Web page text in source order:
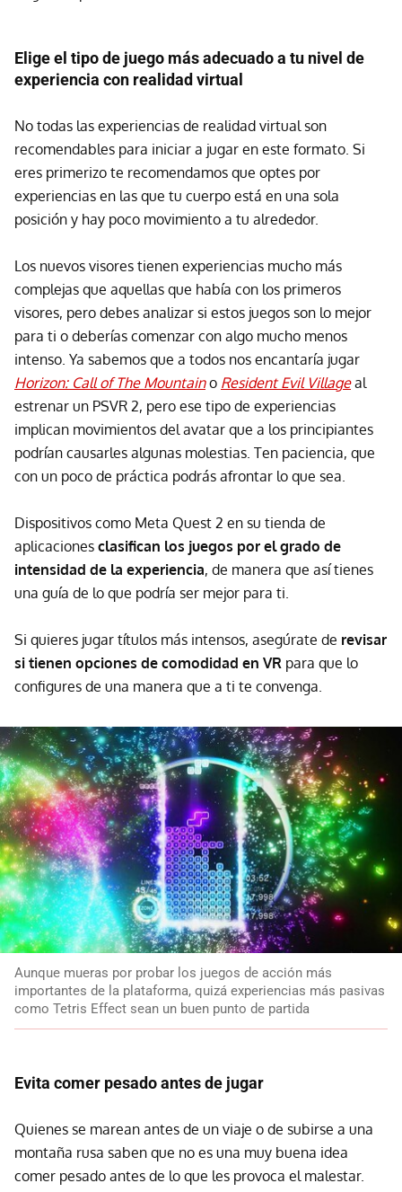
Elige el tipo de juego más adecuado a tu nivel de
experiencia con realidad virtual
No todas las experiencias de realidad virtual son
recomendables para iniciar a jugar en este formato. Si
eres primerizo te recomendamos que optes por
experiencias en las que tu cuerpo está en una sola
posición y hay poco movimiento a tu alrededor.
Los nuevos visores tienen experiencias mucho más
complejas que aquellas que había con los primeros
visores, pero debes analizar si estos juegos son lo mejor
para ti o deberías comenzar con algo mucho menos
intenso. Ya sabemos que a todos nos encantaría jugar
Horizon: Call of The Mountaino Resident Evil Villageal
estrenar un PSVR 2, pero ese tipo de experiencias
implican movimientos del avatar que a los principiantes
podrían causarles algunas molestias. Ten paciencia, que
con un poco de práctica podrás afrontar lo que sea.
Dispositivos como Meta Quest 2 en su tienda de
aplicaciones clasifican los juegos por el grado de
intensidad de la experiencia, de manera que así tienes
una guía de lo que podría ser mejor para ti.
Si quieres jugar títulos más intensos, asegúrate de revisar
si tienen opciones de comodidad en VR para que lo
configures de una manera que a ti te convenga.
Aunque mueras por probar los juegos de acción más
importantes de la plataforma, quizá experiencias más pasivas
como Tetris Effect sean un buen punto de partida
Evita comer pesado antes de jugar
Quienes se marean antes de un viaje o de subirse a una
montaña rusa saben que no es una muy buena idea
comer pesado antes de lo que les provoca el malestar.